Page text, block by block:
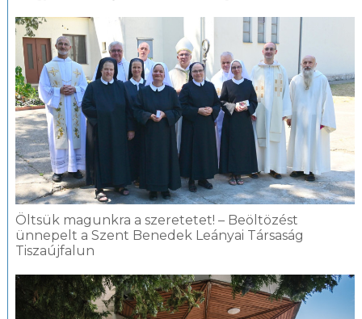
Öltsük magunkra a szeretetet! – Beöltözést
ünnepelt a Szent Benedek Leányai Társaság
Tiszaújfalun